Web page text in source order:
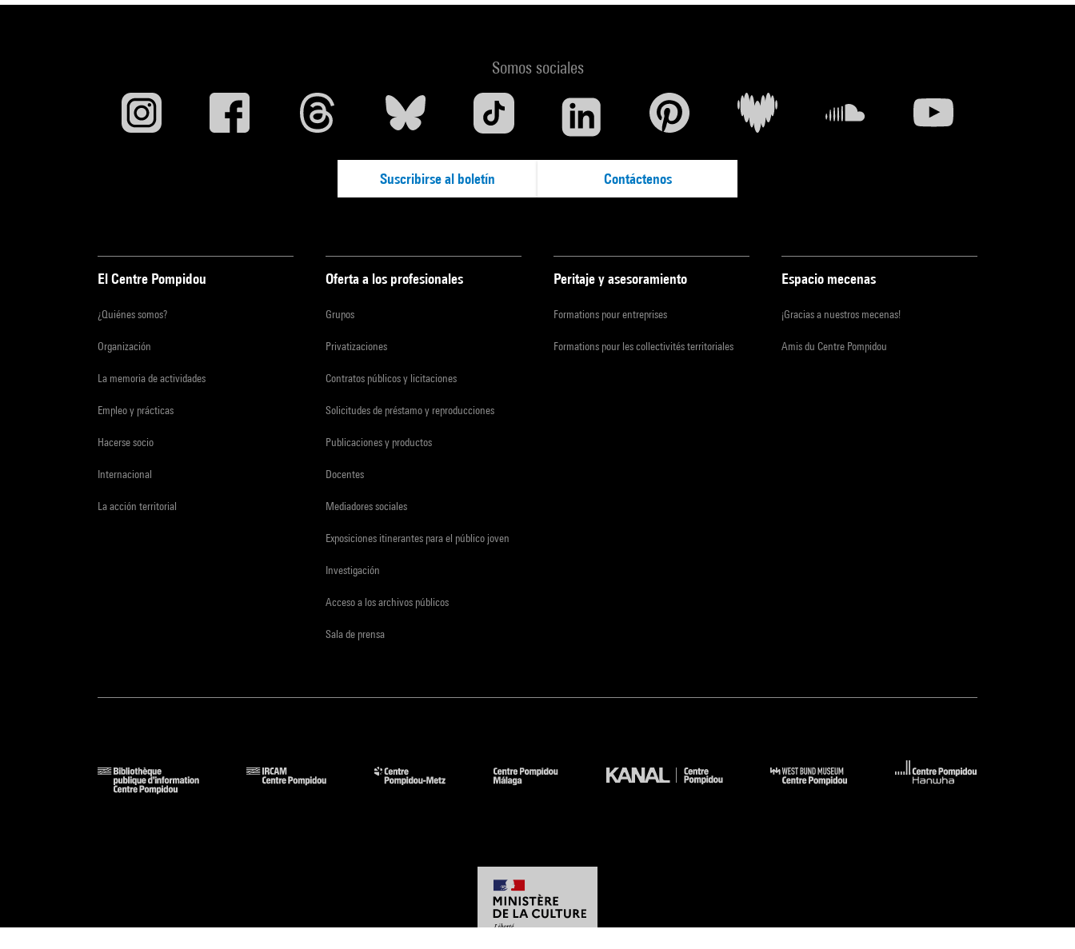
Somos sociales
Suscribirse al boletín Contáctenos
El Centre Pompidou
¿Quiénes somos?
Organización
La memoria de actividades
Empleo y prácticas
Hacerse socio
Internacional
La acción territorial
Oferta a los profesionales
Grupos
Privatizaciones
Contratos públicos y licitaciones
Solicitudes de préstamo y reproducciones
Publicaciones y productos
Docentes
Mediadores sociales
Exposiciones itinerantes para el público joven
Investigación
Acceso a los archivos públicos
Sala de prensa
Peritaje y asesoramiento
Formations pour entreprises
Formations pour les collectivités territoriales
Espacio mecenas
¡Gracias a nuestros mecenas!
Amis du Centre Pompidou